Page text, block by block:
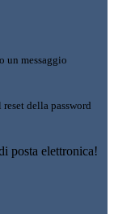
un messaggio
della password
posta elettronica!